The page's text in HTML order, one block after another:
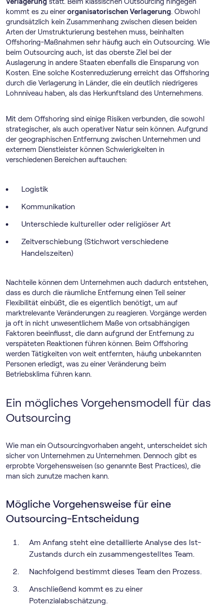
kommt es zu einerorganisatorischen Verlagerung. Obwohl
grundsätzlich kein Zusammenhang zwischen diesen beiden
Arten der Umstrukturierung bestehen muss, beinhalten
Offshoring-Maßnahmen sehr häufig auch ein Outsourcing. Wie
beim Outsourcing auch, ist das oberste Ziel bei der
Auslagerung in andere Staaten ebenfalls die Einsparung von
Kosten. Eine solche Kostenreduzierung erreicht das Offshoring
durch die Verlagerung in Länder, die ein deutlich niedrigeres
Lohnniveau haben, als das Herkunftsland des Unternehmens.
Mit dem Offshoring sind einige Risiken verbunden, die sowohl
strategischer, als auch operativer Natur sein können. Aufgrund
der geographischen Entfernung zwischen Unternehmen und
externem Dienstleister können Schwierigkeiten in
verschiedenen Bereichen auftauchen:
Logistik
Kommunikation
Unterschiede kultureller oder religiöser Art
Zeitverschiebung (Stichwort verschiedene
Handelszeiten)
Nachteile können dem Unternehmen auch dadurch entstehen,
dass es durch die räumliche Entfernung einen Teil seiner
Flexibilität einbüßt, die es eigentlich benötigt, um auf
marktrelevante Veränderungen zu reagieren. Vorgänge werden
ja oft in nicht unwesentlichem Maße von ortsabhängigen
Faktoren beeinflusst, die dann aufgrund der Entfernung zu
verspäteten Reaktionen führen können. Beim Offshoring
werden Tätigkeiten von weit entfernten, häufig unbekannten
Personen erledigt, was zu einer Veränderung beim
Betriebsklima führen kann.
Ein mögliches Vorgehensmodell für das
Outsourcing
Wie man ein Outsourcingvorhaben angeht, unterscheidet sich
sicher von Unternehmen zu Unternehmen. Dennoch gibt es
erprobte Vorgehensweisen (so genannte Best Practices), die
man sich zunutze machen kann.
Mögliche Vorgehensweise für eine
Outsourcing-Entscheidung
Am Anfang steht eine detaillierte Analyse des Ist-
Zustands durch ein zusammengestelltes Team.
Nachfolgend bestimmt dieses Team den Prozess.
Anschließend kommt es zu einer
Potenzialabschätzung.